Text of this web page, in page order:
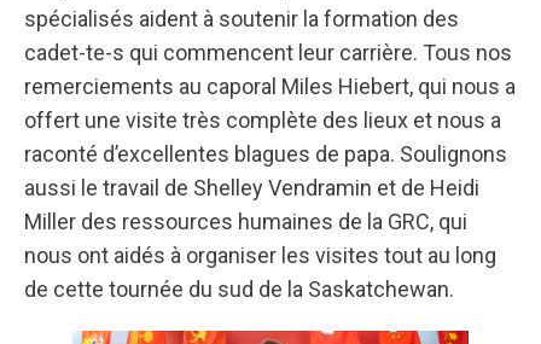
spécialisés aident à soutenir la formation des
cadet-te-s qui commencent leur carrière. Tous nos
remerciements au caporal Miles Hiebert, qui nous a
offert une visite très complète des lieux et nous a
raconté d’excellentes blagues de papa. Soulignons
aussi le travail de Shelley Vendramin et de Heidi
Miller des ressources humaines de la GRC, qui
nous ont aidés à organiser les visites tout au long
de cette tournée du sud de la Saskatchewan.